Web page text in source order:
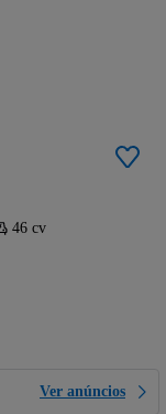
46 cv
Ver anúncios